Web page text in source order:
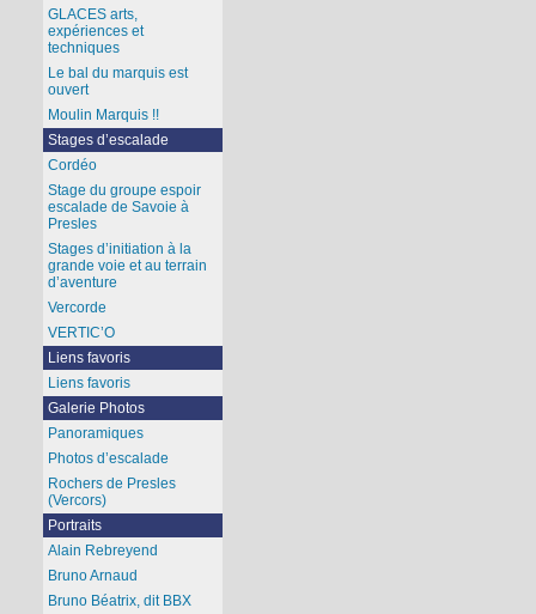
GLACES arts,
expériences et
techniques
Le bal du marquis est
ouvert
Moulin Marquis !!
Stages d’escalade
Cordéo
Stage du groupe espoir
escalade de Savoie à
Presles
Stages d’initiation à la
grande voie et au terrain
d’aventure
Vercorde
VERTIC’O
Liens favoris
Liens favoris
Galerie Photos
Panoramiques
Photos d’escalade
Rochers de Presles
(Vercors)
Portraits
Alain Rebreyend
Bruno Arnaud
Bruno Béatrix, dit BBX